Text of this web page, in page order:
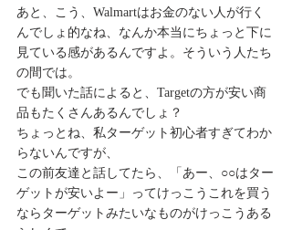
あと、こう、Walmartはお金のない人が行く
んでしょ的なね、なんか本当にちょっと下に
見ている感があるんですよ。そういう人たち
の間では。
でも聞いた話によると、Targetの方が安い商
品もたくさんあるんでしょ？
ちょっとね、私ターゲット初心者すぎてわか
らないんですが、
この前友達と話してたら、「あー、○○はター
ゲットが安いよー」ってけっこうこれを買う
ならターゲットみたいなものがけっこうある